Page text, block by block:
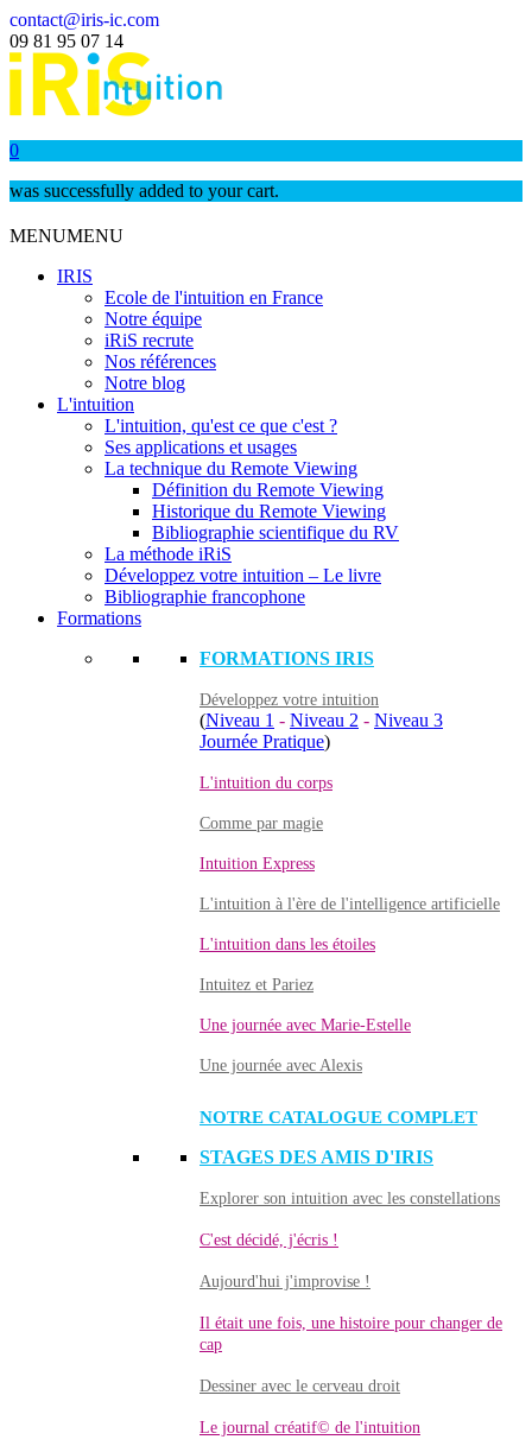
contact@iris-ic.com
09 81 95 07 14
0
was successfully added to your cart.
MENUMENU
IRIS
Ecole de l'intuition en France
Notre équipe
iRiS recrute
Nos références
Notre blog
L'intuition
L'intuition, qu'est ce que c'est ?
Ses applications et usages
La technique du Remote Viewing
Définition du Remote Viewing
Historique du Remote Viewing
Bibliographie scientifique du RV
La méthode iRiS
Développez votre intuition – Le livre
Bibliographie francophone
Formations
FORMATIONS IRIS
Développez votre intuition
(Niveau 1 - Niveau 2 - Niveau 3
Journée Pratique)
L'intuition du corps
Comme par magie
Intuition Express
L'intuition à l'ère de l'intelligence artificielle
L'intuition dans les étoiles
Intuitez et Pariez
Une journée avec Marie-Estelle
Une journée avec Alexis
NOTRE CATALOGUE COMPLET
STAGES DES AMIS D'IRIS
Explorer son intuition avec les constellations
C'est décidé, j'écris !
Aujourd'hui j'improvise !
Il était une fois, une histoire pour changer de
cap
Dessiner avec le cerveau droit
Le journal créatif© de l'intuition